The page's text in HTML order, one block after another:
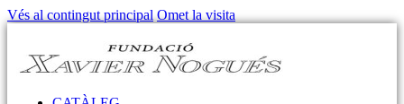
Vés al contingut principal Omet la visita